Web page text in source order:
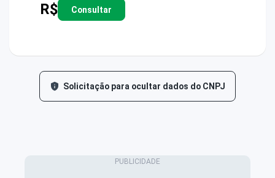
R$ Consultar
Solicitação para ocultar dados do CNPJ